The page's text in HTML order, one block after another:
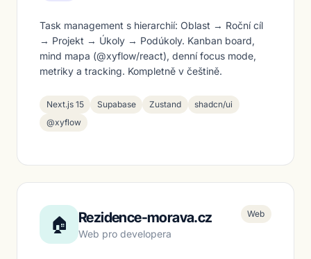
Task management s hierarchií: Oblast → Roční cíl
→ Projekt → Úkoly → Podúkoly. Kanban board,
mind mapa (@xyflow/react), denní focus mode,
metriky a tracking. Kompletně v češtině.
Next.js 15 Supabase Zustand
shadcn/ui
@xyflow
🏠 Rezidence-morava.cz
Web pro developera
Web